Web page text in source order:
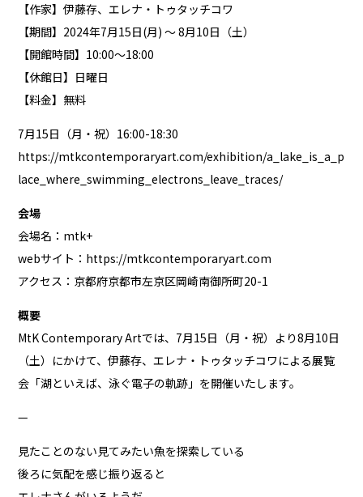
【作家】伊藤存、エレナ・トゥタッチコワ
【期間】2024年7月15日(月) ～ 8月10日（土）
【開館時間】10:00～18:00
【休館日】日曜日
【料金】無料
7月15日（月・祝）16:00-18:30
https://mtkcontemporaryart.com/exhibition/a_lake_is_a_p
lace_where_swimming_electrons_leave_traces/
会場
会場名：mtk+
webサイト： https://mtkcontemporaryart.com
アクセス：京都府京都市左京区岡崎南御所町20-1
概要
MtK Contemporary Artでは、7月15日（月・祝）より8月10日
（土）にかけて、伊藤存、エレナ・トゥタッチコワによる展覧
会「湖といえば、泳ぐ電子の軌跡」を開催いたします。
—
見たことのない見てみたい魚を探索している
後ろに気配を感じ振り返ると